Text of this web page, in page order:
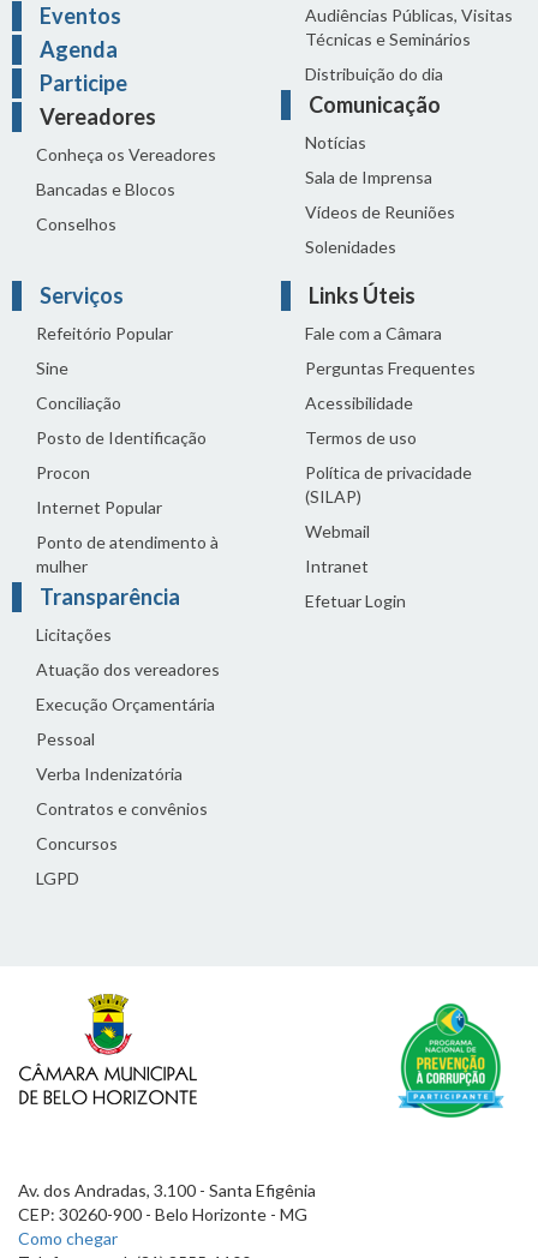
Eventos
Agenda
Participe
Vereadores
Conheça os Vereadores
Bancadas e Blocos
Conselhos
Audiências Públicas, Visitas
Técnicas e Seminários
Distribuição do dia
Comunicação
Notícias
Sala de Imprensa
Vídeos de Reuniões
Solenidades
Serviços
Refeitório Popular
Sine
Conciliação
Posto de Identificação
Procon
Internet Popular
Ponto de atendimento à
mulher
Transparência
Licitações
Atuação dos vereadores
Execução Orçamentária
Pessoal
Verba Indenizatória
Contratos e convênios
Concursos
LGPD
Links Úteis
Fale com a Câmara
Perguntas Frequentes
Acessibilidade
Termos de uso
Política de privacidade
(SILAP)
Webmail
Intranet
Efetuar Login
Av. dos Andradas, 3.100 - Santa Efigênia
CEP: 30260-900 - Belo Horizonte - MG
Como chegar